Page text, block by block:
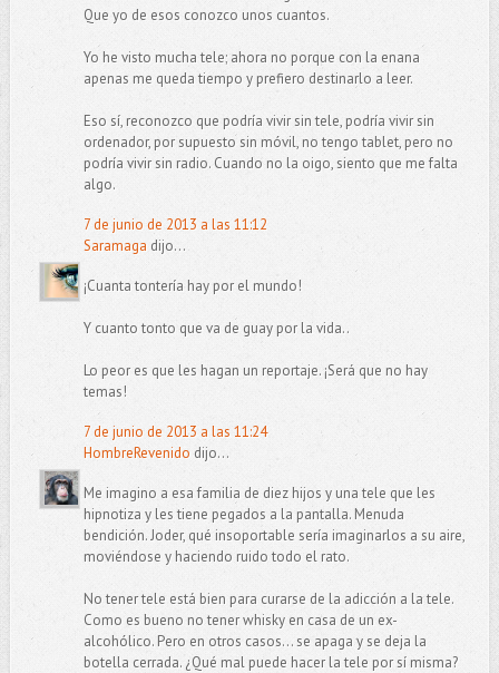
Que yo de esos conozco unos cuantos.
Yo he visto mucha tele; ahora no porque con la enana
apenas me queda tiempo y prefiero destinarlo a leer.
Eso sí, reconozco que podría vivir sin tele, podría vivir sin
ordenador, por supuesto sin móvil, no tengo tablet, pero no
podría vivir sin radio. Cuando no la oigo, siento que me falta
algo.
7 de junio de 2013 a las 11:12
Saramaga dijo...
¡Cuanta tontería hay por el mundo!
Y cuanto tonto que va de guay por la vida..
Lo peor es que les hagan un reportaje. ¡Será que no hay
temas!
7 de junio de 2013 a las 11:24
HombreRevenido dijo...
Me imagino a esa familia de diez hijos y una tele que les
hipnotiza y les tiene pegados a la pantalla. Menuda
bendición. Joder, qué insoportable sería imaginarlos a su aire,
moviéndose y haciendo ruido todo el rato.
No tener tele está bien para curarse de la adicción a la tele.
Como es bueno no tener whisky en casa de un ex-
alcohólico. Pero en otros casos... se apaga y se deja la
botella cerrada. ¿Qué mal puede hacer la tele por sí misma?